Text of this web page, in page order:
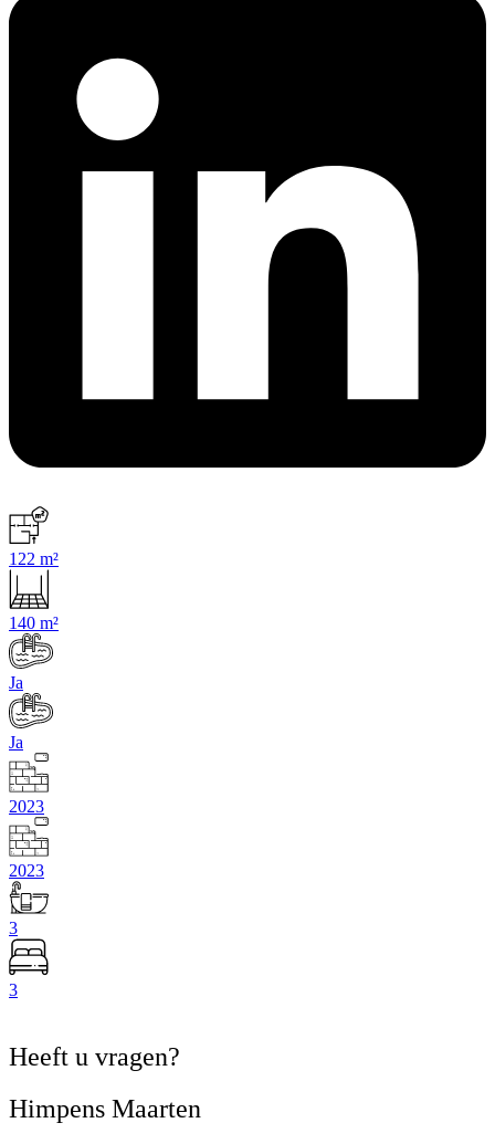
122 m²
140 m²
Ja
Ja
2023
2023
3
3
Heeft u vragen?
Himpens Maarten